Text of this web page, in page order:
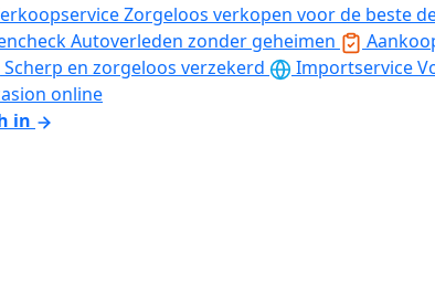
Zorgeloos verkopen voor de beste
Autoverleden zonder geheimen
Scherp en zorgeloos verzekerd Importservice
online
in